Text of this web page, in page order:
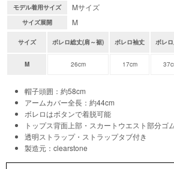
モデル着用サイズ Mサイズ
サイズ展開 M
サイズ ボレロ総丈(肩～裾) ボレロ袖丈 ボレ
M 26cm 17cm
帽子頭囲：約58cm
アームカバー全長：約44cm
ボレロはボタンで着脱可能
トップス背面上部・スカートウエスト部分ゴ
透明ストラップ・ストラップタブ付き
製造元：clearstone